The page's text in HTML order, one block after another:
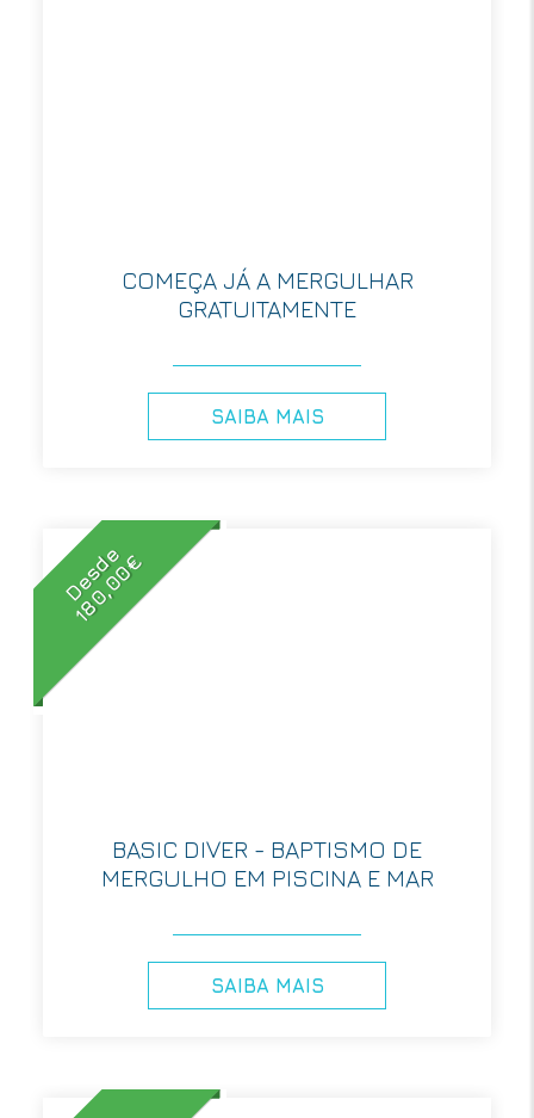
COMEÇA JÁ A MERGULHAR
GRATUITAMENTE
SAIBA MAIS
Desde
180,00€
BASIC DIVER - BAPTISMO DE
MERGULHO EM PISCINA E MAR
SAIBA MAIS